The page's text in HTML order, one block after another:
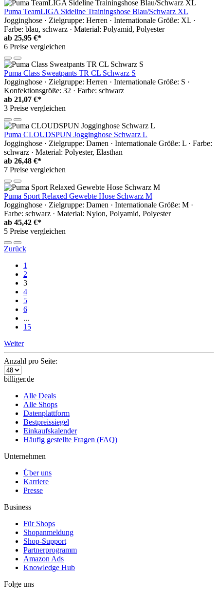
Puma TeamLIGA Sideline Trainingshose Blau/Schwarz XL
Jogginghose · Zielgruppe: Herren · Internationale Größe: XL ·
Farbe: blau, schwarz · Material: Polyamid, Polyester
ab 25,95 €*
6 Preise vergleichen
Puma Class Sweatpants TR CL Schwarz S
Jogginghose · Zielgruppe: Herren · Internationale Größe: S ·
Konfektionsgröße: 32 · Farbe: schwarz
ab 21,07 €*
3 Preise vergleichen
Puma CLOUDSPUN Jogginghose Schwarz L
Jogginghose · Zielgruppe: Damen · Internationale Größe: L · Farbe:
schwarz · Material: Polyester, Elasthan
ab 26,48 €*
7 Preise vergleichen
Puma Sport Relaxed Gewebte Hose Schwarz M
Jogginghose · Zielgruppe: Damen · Internationale Größe: M ·
Farbe: schwarz · Material: Nylon, Polyamid, Polyester
ab 45,42 €*
5 Preise vergleichen
Zurück
1
2
3
4
5
6
...
15
Weiter
Anzahl pro Seite:
billiger.de
Alle Deals
Alle Shops
Datenplattform
Bestpreissiegel
Einkaufskalender
Häufig gestellte Fragen (FAQ)
Unternehmen
Über uns
Karriere
Presse
Business
Für Shops
Shopanmeldung
Shop-Support
Partnerprogramm
Amazon Ads
Knowledge Hub
Folge uns